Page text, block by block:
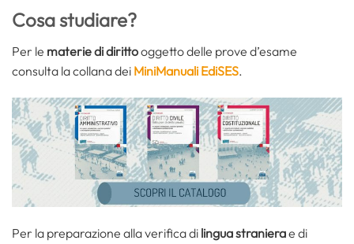
Cosa studiare?
Per le materie di dirittooggetto delle prove d’esame
consulta la collana dei MiniManuali EdiSES.
Per la preparazione alla verifica di lingua stranierae di